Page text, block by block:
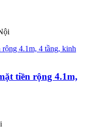
tiền rộng 4.1m,